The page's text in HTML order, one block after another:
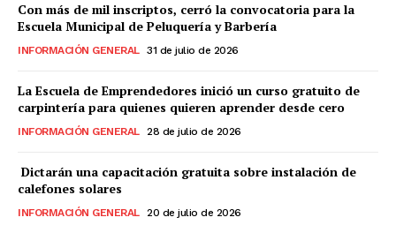
Con más de mil inscriptos, cerró la convocatoria para la
Escuela Municipal de Peluquería y Barbería
INFORMACIÓN GENERAL 31 de julio de 2026
La Escuela de Emprendedores inició un curso gratuito de
carpintería para quienes quieren aprender desde cero
INFORMACIÓN GENERAL 28 de julio de 2026
Dictarán una capacitación gratuita sobre instalación de
calefones solares
INFORMACIÓN GENERAL 20 de julio de 2026